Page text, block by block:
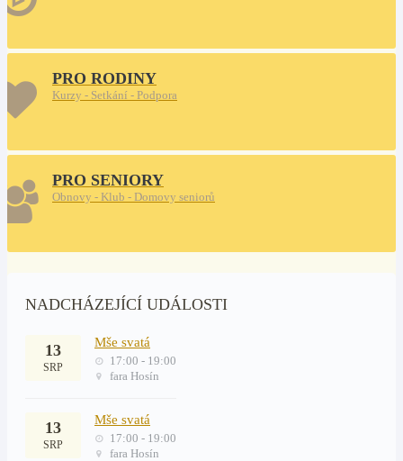
PRO RODINY
Kurzy - Setkání - Podpora
PRO SENIORY
Obnovy - Klub - Domovy seniorů
NADCHÁZEJÍCÍ UDÁLOSTI
13
SRP
Mše svatá
17:00 - 19:00
fara Hosín
13
SRP
Mše svatá
17:00 - 19:00
fara Hosín